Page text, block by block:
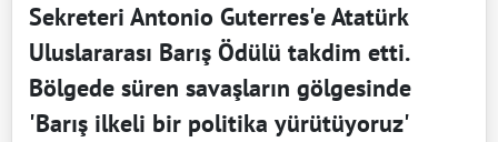
Sekreteri Antonio Guterres'e Atatürk
Uluslararası Barış Ödülü takdim etti.
Bölgede süren savaşların gölgesinde
'Barış ilkeli bir politika yürütüyoruz'